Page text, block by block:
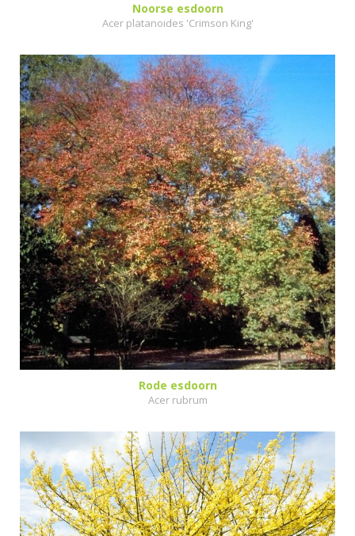
Noorse esdoorn
Acer platanoides 'Crimson King'
Rode esdoorn
Acer rubrum